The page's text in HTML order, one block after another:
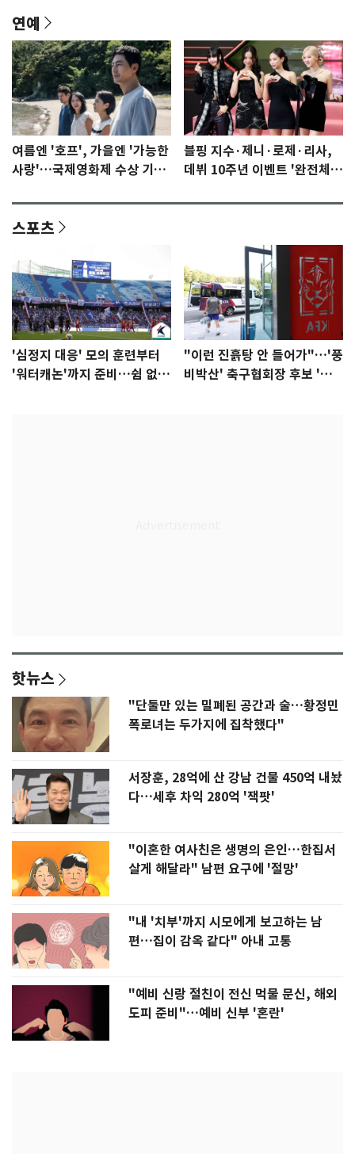
연예
여름엔 '호프', 가을엔 '가능한
사랑'…국제영화제 수상 기대
블핑 지수·제니·로제·리사,
데뷔 10주년 이벤트 '완전체'
스포츠
'심정지 대응' 모의 훈련부터
'워터캐논'까지 준비…쉼 없는
"이런 진흙탕 안 들어가"…'풍
비박산' 축구협회장 후보 '실
핫뉴스
"단둘만 있는 밀폐된 공간과 술…황정민
폭로녀는 두가지에 집착했다"
서장훈, 28억에 산 강남 건물 450억 내놨
다…세후 차익 280억 '잭팟'
"이혼한 여사친은 생명의 은인…한집서
살게 해달라" 남편 요구에 '절망'
"내 '치부'까지 시모에게 보고하는 남
편…집이 감옥 같다" 아내 고통
"예비 신랑 절친이 전신 먹물 문신, 해외
도피 준비"…예비 신부 '혼란'